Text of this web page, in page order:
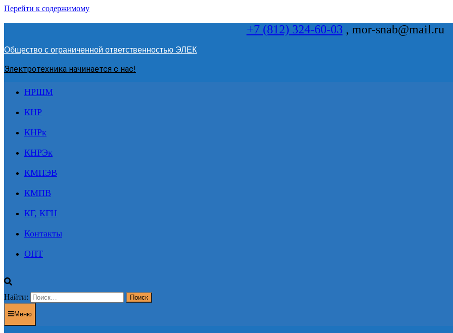
Перейти к содержимому
+7 (812) 324-60-03 , mor-snab@mail.ru
Общество с ограниченной ответственностью ЭЛЕК
Электротехника начинается с нас!
НРШМ
КНР
КНРк
КНРЭк
КМПЭВ
КМПВ
КГ, КГН
Контакты
ОПТ
Найти:
Меню